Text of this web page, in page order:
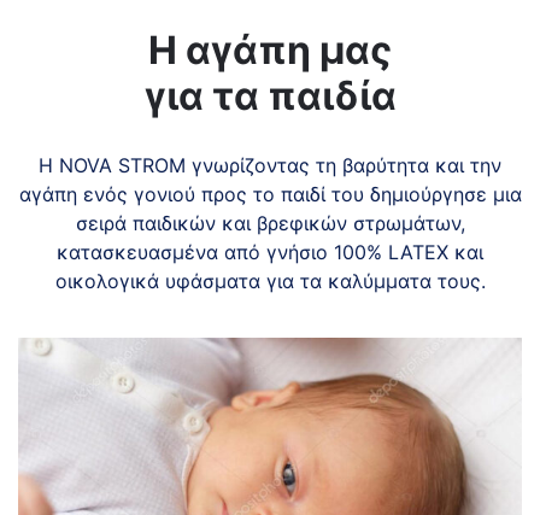
Η αγάπη μας
για τα παιδία
Η NOVA STROM γνωρίζοντας τη βαρύτητα και την
αγάπη ενός γονιού προς το παιδί του δημιούργησε μια
σειρά παιδικών και βρεφικών στρωμάτων,
κατασκευασμένα από γνήσιο 100% LATEX και
οικολογικά υφάσματα για τα καλύμματα τους.